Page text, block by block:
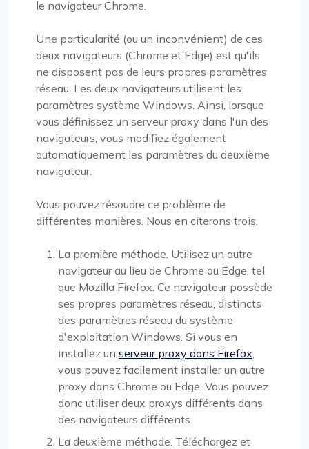
le navigateur Chrome.
Une particularité (ou un inconvénient) de ces
deux navigateurs (Chrome et Edge) est qu'ils
ne disposent pas de leurs propres paramètres
réseau. Les deux navigateurs utilisent les
paramètres système Windows. Ainsi, lorsque
vous définissez un serveur proxy dans l'un des
navigateurs, vous modifiez également
automatiquement les paramètres du deuxième
navigateur.
Vous pouvez résoudre ce problème de
différentes manières. Nous en citerons trois.
La première méthode. Utilisez un autre
navigateur au lieu de Chrome ou Edge, tel
que Mozilla Firefox. Ce navigateur possède
ses propres paramètres réseau, distincts
des paramètres réseau du système
d'exploitation Windows. Si vous en
installez un serveur proxy dans Firefox
vous pouvez facilement installer un autre
proxy dans Chrome ou Edge. Vous pouvez
donc utiliser deux proxys différents dans
des navigateurs différents.
La deuxième méthode. Téléchargez et